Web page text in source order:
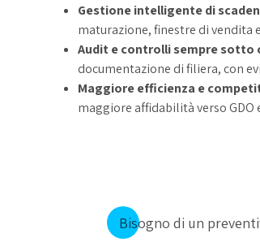
Gestione intelligente di
maturazione, finestre di vendita
Audit e controlli sempre sotto
documentazione di filiera, con
Maggiore efficienza e
maggiore affidabilità verso GDO
Bisogno di un